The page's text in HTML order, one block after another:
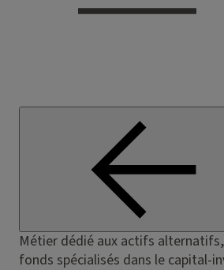
Métier dédié aux actifs
fonds spécialisés dans le capital-